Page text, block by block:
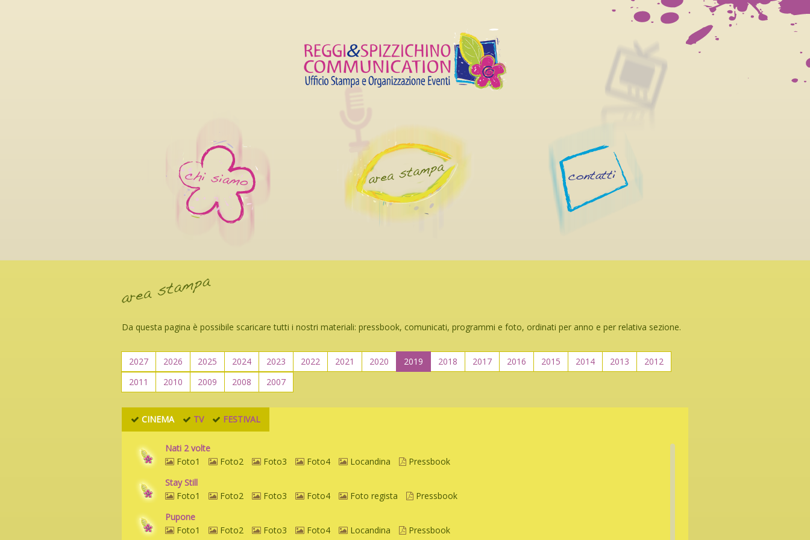
Da questa pagina è possibile scaricare tutti i nostri materiali: pressbook, comunicati, programmi e foto, ordinati per anno e per relativa sezione.
2027 2026 2025 2024 2023 2022 2021 2020 2019 2018 2017 2016 2015 2014 2013
2012
2011
2010 2009 2008 2007
CINEMA TV FESTIVAL
Nati 2 volte
Foto1
Foto2 Foto3 Foto4 Locandina
Pressbook
Stay Still
Foto1
Foto2 Foto3 Foto4 Foto regista
Pressbook
Pupone
Foto1
Foto2 Foto3 Foto4 Locandina Pressbook